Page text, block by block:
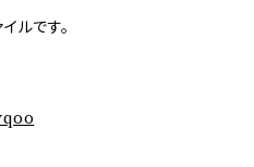
ルです。